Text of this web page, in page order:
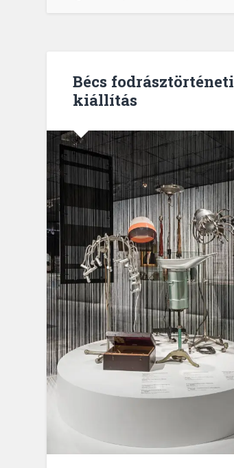
Bécs fodrásztörténeti
kiállítás